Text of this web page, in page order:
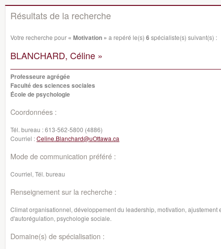
Résultats de la recherche
Votre recherche pour « Motivation » a repéré le(s) 6 spécialiste(s) suivant(s) :
BLANCHARD, Céline »
Professeure agrégée
Faculté des sciences sociales
École de psychologie
Coordonnées :
Tél. bureau :613-562-5800 (4886)
Courriel :Celine.Blanchard@uOttawa.ca
Mode de communication préféré :
Courriel, Tél. bureau
Renseignement sur la recherche :
Climat organisationnel, développement du leadership, motivation,
d'autorégulation, psychologie sociale.
Domaine(s) de spécialisation :